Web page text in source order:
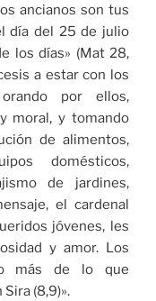
ancianos son tus
día del 25 de julio
los días» (Mat 28,
a estar con los
por ellos,
moral, y tomando
de alimentos,
domésticos,
de jardines,
el cardenal
jóvenes, les
y amor. Los
más de lo que
(8,9)».